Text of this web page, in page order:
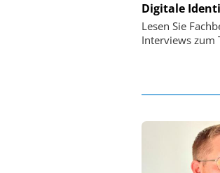
Digitale
Lesen Sie
Interviews zum